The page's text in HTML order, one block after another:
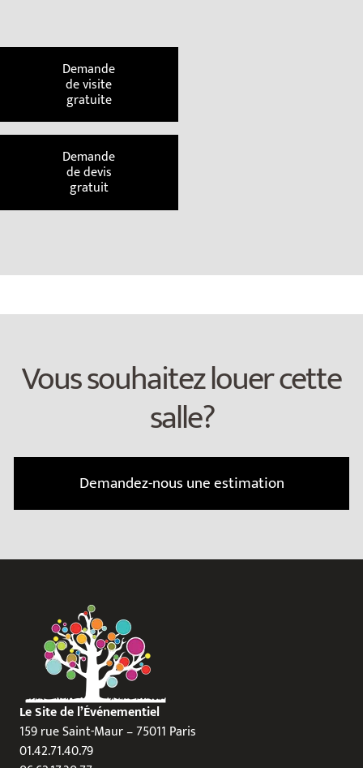
Demande
de visite
gratuite
Demande
de devis
gratuit
Vous souhaitez louer cette
salle?
Demandez-nous une estimation
Le Site de l’Événementiel
159 rue Saint-Maur – 75011 Paris
01.42.71.40.79